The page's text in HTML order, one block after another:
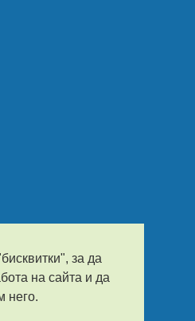
за да
на сайта и да
него.